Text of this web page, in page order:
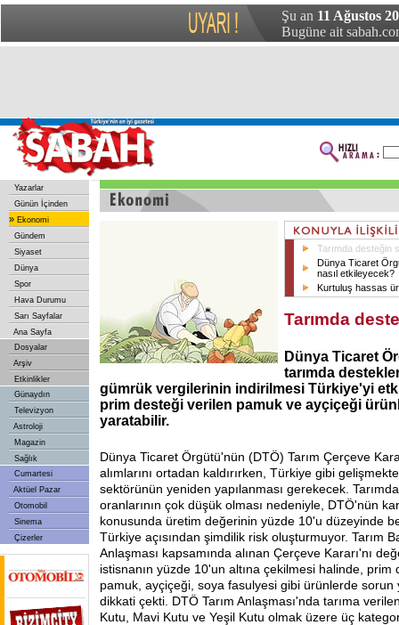
Şu an 11 Ağustos
Bugüne ait
Yazarlar
Günün İçinden
» Ekonomi
Gündem
Siyaset
Dünya
Spor
Hava Durumu
Sarı Sayfalar
Ana Sayfa
Dosyalar
Arşiv
Etkinlikler
Günaydın
Televizyon
Astroloji
Magazin
Sağlık
Cumartesi
Aktüel Pazar
Otomobil
Sinema
Çizerler
Tarımda desteğin
Dünya Ticaret
nasıl etkileyecek?
Kurtuluş hassas
Tarımda
Dünya Ticaret
tarımda
gümrük vergilerinin indirilmesi Türkiye'yi
prim desteği verilen pamuk ve ayçiçeği
yaratabilir.
Dünya Ticaret Örgütü'nün (DTÖ) Tarım Çerçeve
alımlarını ortadan kaldırırken, Türkiye gibi
sektörünün yeniden yapılanması gerekecek.
oranlarının çok düşük olması nedeniyle, DTÖ'nün
konusunda üretim değerinin yüzde 10'u düzeyinde
Türkiye açısından şimdilik risk oluşturmuyor. Tarım
Anlaşması kapsamında alınan Çerçeve Kararı'nı
istisnanın yüzde 10'un altına çekilmesi halinde, prim
pamuk, ayçiçeği, soya fasulyesi gibi ürünlerde sorun
dikkati çekti. DTÖ Tarım Anlaşması'nda tarıma
Kutu, Mavi Kutu ve Yeşil Kutu olmak üzere üç